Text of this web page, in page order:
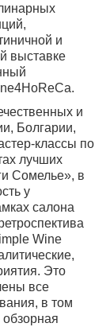
и
выставке
и
Болгарии,
классы по
лучших
Сомелье», в
у
салона
Wine
Это
все
в том